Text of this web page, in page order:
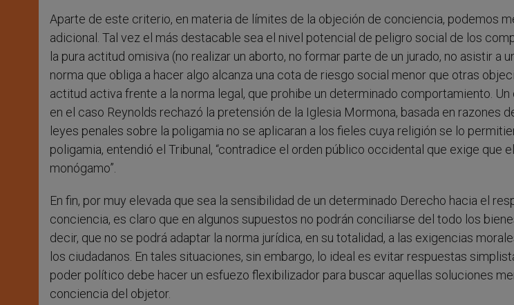
Aparte de este criterio, en materia de límites de la objeción de conciencia, podemos
adicional. Tal vez el más destacable sea el nivel potencial de peligro social de los
la pura actitud omisiva (no realizar un aborto, no formar parte de un jurado, no asistir a
norma que obliga a hacer algo alcanza una cota de riesgo social menor que otras
actitud activa frente a la norma legal, que prohibe un determinado comportamiento.
en el caso Reynolds rechazó la pretensión de la Iglesia Mormona, basada en razones
leyes penales sobre la poligamia no se aplicaran a los fieles cuya religión se lo
poligamia, entendió el Tribunal, “contradice el orden público occidental que exige que
monógamo”.
En fin, por muy elevada que sea la sensibilidad de un determinado Derecho hacia el
conciencia, es claro que en algunos supuestos no podrán conciliarse del todo los
decir, que no se podrá adaptar la norma jurídica, en su totalidad, a las exigencias
los ciudadanos. En tales situaciones, sin embargo, lo ideal es evitar respuestas
poder político debe hacer un esfuezo flexibilizador para buscar aquellas soluciones
conciencia del objetor.